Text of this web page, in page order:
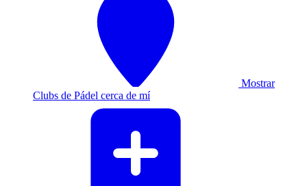
Mostrar
Clubs de Pádel cerca de mí